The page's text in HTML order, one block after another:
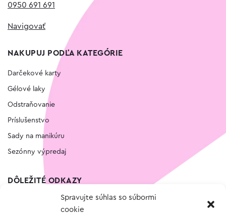
Spravujte súhlas so súbormi
cookie
0950 691 691
Navigovať
NAKUPUJ PODĽA KATEGÓRIE
Darčekové karty
Gélové laky
Odstraňovanie
Príslušenstvo
Sady na manikúru
Sezónny výpredaj
DÔLEŽITÉ ODKAZY